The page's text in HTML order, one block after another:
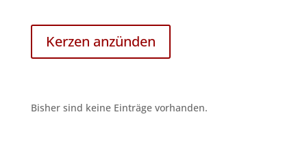
Kerzen anzünden
Bisher sind keine Einträge vorhanden.